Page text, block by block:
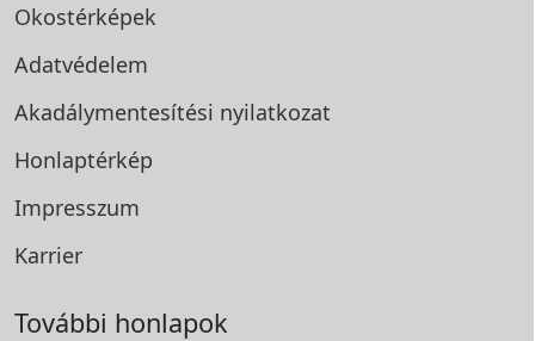
Okostérképek
Adatvédelem
Akadálymentesítési nyilatkozat
Honlaptérkép
Impresszum
Karrier
További honlapok